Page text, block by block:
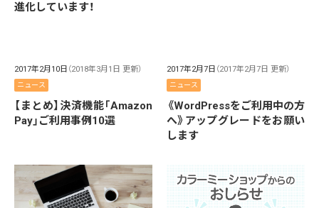
進化しています！
2017年2月10日 （2018年3月1日 更新）
ニュース
【まとめ】決済機能「Amazon
Pay」ご利用事例10選
2017年2月7日 （2017年2月7日 更新）
ニュース
《WordPressをご利用中の方
へ》アップグレードをお願い
します